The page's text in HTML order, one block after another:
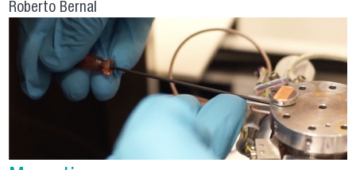
Roberto Bernal